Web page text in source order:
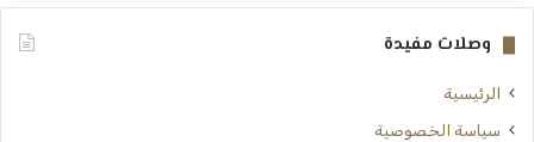
وصلات مفيدة
الرئيسية
سياسة الخصوصية